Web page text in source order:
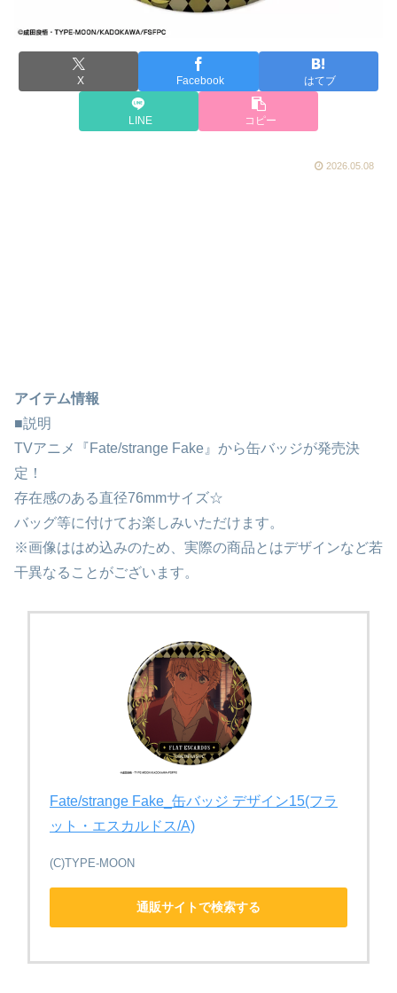
X Facebook はてブ
LINE コピー
2026.05.08
アイテム情報
■説明
TVアニメ『Fate/strange Fake』から缶バッジが発売決
定！
存在感のある直径76mmサイズ☆
バッグ等に付けてお楽しみいただけます。
※画像ははめ込みのため、実際の商品とはデザインなど若
干異なることがございます。
Fate/strange Fake_缶バッジ デザイン15(フラ
ット・エスカルドス/A)
(C)TYPE-MOON
通販サイトで検索する